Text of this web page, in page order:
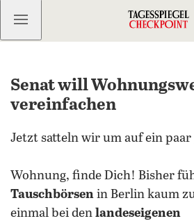
Kostenlos anmelden
Senat will
vereinfachen
Jetzt satteln wir um auf ein paar
Wohnung, finde Dich! Bisher
Tauschbörsen in Berlin kaum
einmal bei den landeseigenen